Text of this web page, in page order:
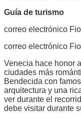
Guía de turismo
correo electrónico
correo electrónico
Venecia hace honor
ciudades más
Bendecida con
arquitectura y una
ver durante el
debe visitar durante